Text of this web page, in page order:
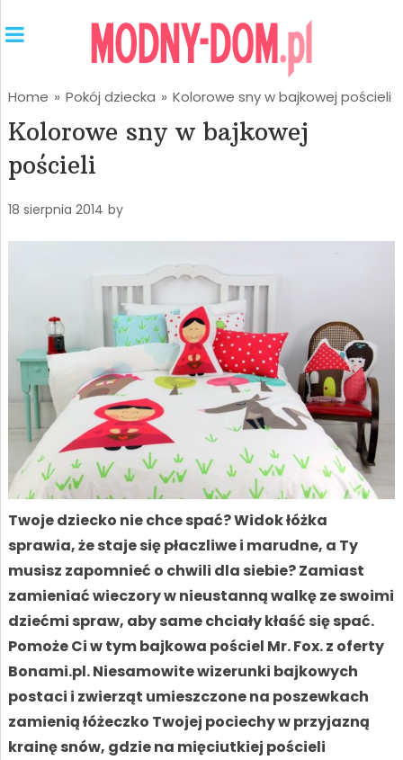
Home » Pokój dziecka » Kolorowe sny w bajkowej pościeli
Kolorowe sny w bajkowej
pościeli
18 sierpnia 2014 by
Twoje dziecko nie chce spać? Widok łóżka
sprawia, że staje się płaczliwe i marudne, a Ty
musisz zapomnieć o chwili dla siebie? Zamiast
zamieniać wieczory w nieustanną walkę ze swoimi
dziećmi spraw, aby same chciały kłaść się spać.
Pomoże Ci w tym bajkowa pościel Mr. Fox. z oferty
Bonami.pl. Niesamowite wizerunki bajkowych
postaci i zwierząt umieszczone na poszewkach
zamienią łóżeczko Twojej pociechy w przyjazną
krainę snów, gdzie na mięciutkiej pościeli